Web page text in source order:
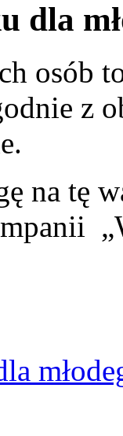
dla
osób
z
na tę